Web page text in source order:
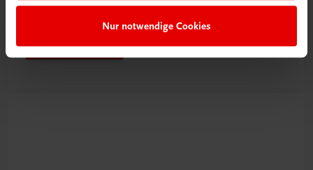
Nur notwendige Cookies
& Versandkosten sparen
Jetzt anmelden